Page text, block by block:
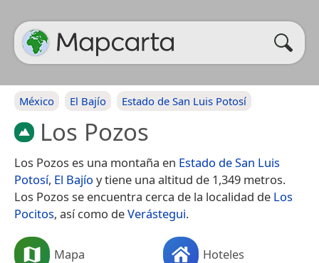
México El Bajío Estado de San Luis Potosí
Los Pozos
Los Pozos es una montaña en Estado de San Luis
Potosí, El Bajío y tiene una altitud de 1,349 metros.
Los Pozos se encuentra cerca de la localidad de Los
Pocitos, así como deVerástegui.
Mapa Hoteles